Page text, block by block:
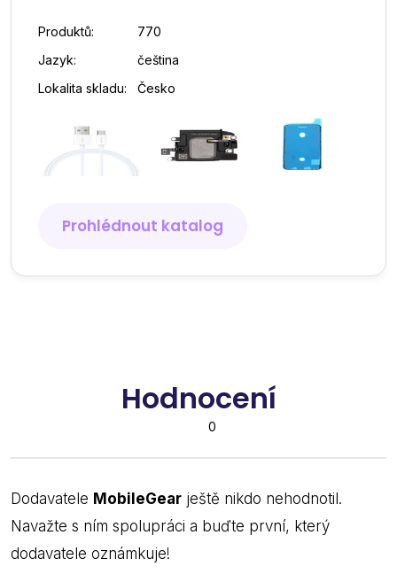
Produktů:
770
Jazyk:
čeština
Lokalita skladu:
Česko
Prohlédnout katalog
Hodnocení
0
Dodavatele MobileGear ještě nikdo nehodnotil.
Navažte s ním spolupráci a buďte první, který
dodavatele oznámkuje!